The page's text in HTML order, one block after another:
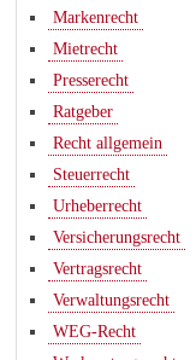
Markenrecht
Mietrecht
Presserecht
Ratgeber
Recht allgemein
Steuerrecht
Urheberrecht
Versicherungsrecht
Vertragsrecht
Verwaltungsrecht
WEG-Recht